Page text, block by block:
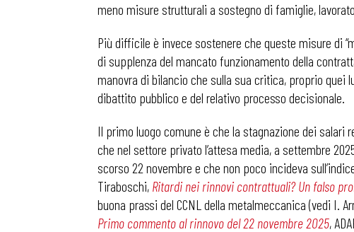
meno misure strutturali a sostegno di famiglie,
Più difficile è invece sostenere che queste misure di
di supplenza del mancato funzionamento della
manovra di bilancio che sulla sua critica, proprio quei
dibattito pubblico e del relativo processo decisionale.
Il primo luogo comune è che la stagnazione dei
che nel settore privato l’attesa media, a settembre
scorso 22 novembre e che non poco incideva
Tiraboschi, Ritardi nei rinnovi contrattuali? Un falso
buona prassi del CCNL della metalmeccanica (vedi I.
Primo commento al rinnovo del 22 novembre 2025,